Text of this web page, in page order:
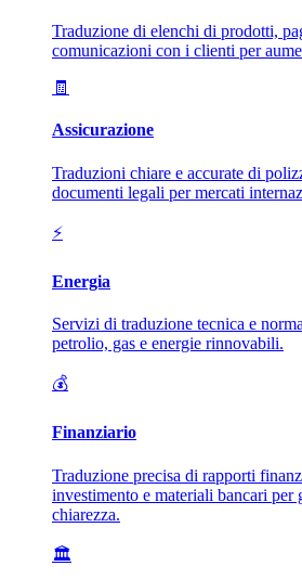
Traduzione di elenchi di prodotti,
comunicazioni con i clienti per
🧾
Assicurazione
Traduzioni chiare e accurate di
documenti legali per mercati
⚡
Energia
Servizi di traduzione tecnica e
petrolio, gas e energie rinnovabili.
💰
Finanziario
Traduzione precisa di rapporti
investimento e materiali bancari per
chiarezza.
🏛️